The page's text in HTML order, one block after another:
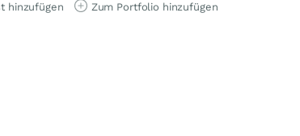
hinzufügen Zum Portfolio hinzufügen